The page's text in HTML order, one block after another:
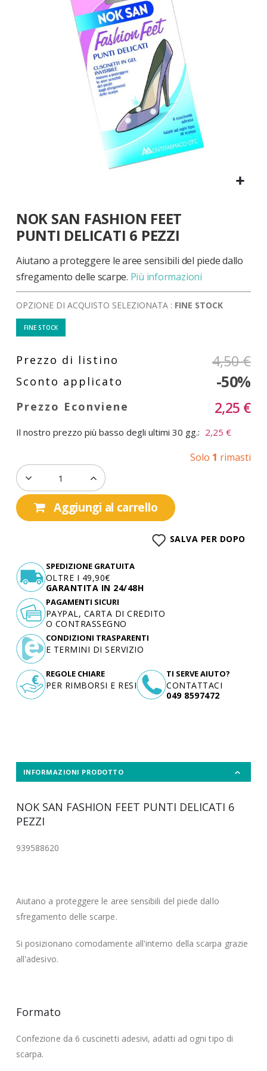
all'inizio
della
galleria
di
immagini
NOK SAN FASHION FEET
PUNTI DELICATI 6 PEZZI
Aiutano a proteggere le aree sensibili del piede dallo
sfregamento delle scarpe. Più informazioni
OPZIONE DI ACQUISTO SELEZIONATA : FINE STOCK
FINE STOCK
4,50 €
-50%
2,25 €
Il nostro prezzo più basso degli ultimi 30 gg.: 2,25 €
Solo 1 rimasti
Aggiungi al carrello
SALVA PER DOPO
SPEDIZIONE GRATUITA
OLTRE I 49,90€
GARANTITA IN 24/48H
TI SERVE AIUTO?
CONTATTACI
049 8597472
PAGAMENTI SICURI
PAYPAL, CARTA DI CREDITO
O CONTRASSEGNO
CONDIZIONI TRASPARENTI
E TERMINI DI SERVIZIO
REGOLE CHIARE
PER RIMBORSI E RESI
INFORMAZIONI PRODOTTO
NOK SAN FASHION FEET PUNTI DELICATI 6
PEZZI
939588620
Aiutano a proteggere le aree sensibili del piede dallo
sfregamento delle scarpe.
Si posizionano comodamente all'interno della scarpa grazie
all'adesivo.
Formato
Confezione da 6 cuscinetti adesivi, adatti ad ogni tipo di
scarpa.